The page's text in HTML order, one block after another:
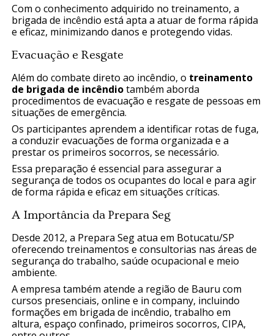
Com o conhecimento adquirido no treinamento, a
brigada de incêndio está apta a atuar de forma rápida
e eficaz, minimizando danos e protegendo vidas.
Evacuação e Resgate
Além do combate direto ao incêndio, o treinamento
de brigada de incêndiotambém aborda
procedimentos de evacuação e resgate de pessoas em
situações de emergência.
Os participantes aprendem a identificar rotas de fuga,
a conduzir evacuações de forma organizada e a
prestar os primeiros socorros, se necessário.
Essa preparação é essencial para assegurar a
segurança de todos os ocupantes do local e para agir
de forma rápida e eficaz em situações críticas.
A Importância da Prepara Seg
Desde 2012, a Prepara Seg atua em Botucatu/SP
oferecendo treinamentos e consultorias nas áreas de
segurança do trabalho, saúde ocupacional e meio
ambiente.
A empresa também atende a região de Bauru com
cursos presenciais, online e in company, incluindo
formações em brigada de incêndio, trabalho em
altura, espaço confinado, primeiros socorros, CIPA,